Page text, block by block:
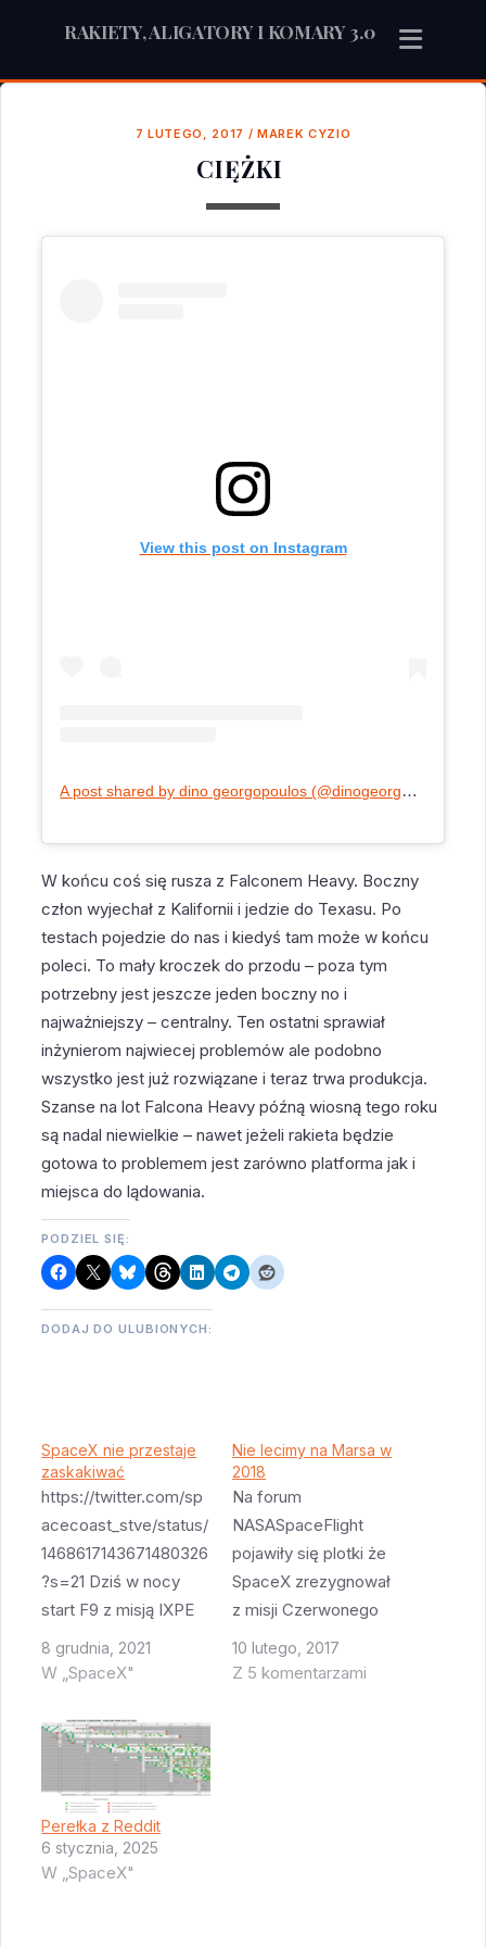
RAKIETY, ALIGATORY I KOMARY 3.0
7 LUTEGO, 2017 / MAREK CYZIO
CIĘŻKI
View this post on Instagram
A post shared by dino georgopoulos (@dinogeorgopoulos)
W końcu coś się rusza z Falconem Heavy. Boczny
człon wyjechał z Kalifornii i jedzie do Texasu. Po
testach pojedzie do nas i kiedyś tam może w końcu
poleci. To mały kroczek do przodu – poza tym
potrzebny jest jeszcze jeden boczny no i
najważniejszy – centralny. Ten ostatni sprawiał
inżynierom najwiecej problemów ale podobno
wszystko jest już rozwiązane i teraz trwa produkcja.
Szanse na lot Falcona Heavy późną wiosną tego roku
są nadal niewielkie – nawet jeżeli rakieta będzie
gotowa to problemem jest zarówno platforma jak i
miejsca do lądowania.
PODZIEL SIĘ:
DODAJ DO ULUBIONYCH:
SpaceX nie przestaje
zaskakiwać
https://twitter.com/sp
acecoast_stve/status/
1468617143671480326
?s=21 Dziś w nocy
start F9 z misją IXPE
dla NASA. Misję
obsłuży B1061 -
w kosmos dwie załogi
a potem jeszcze
satelitę SiriusXM.
Rutynowa misja, nic
ciekawego.
Niespodzianką jest za
8 grudnia, 2021
W „SpaceX"
Nie lecimy na Marsa w
2018
Na forum
NASASpaceFlight
pojawiły się plotki że
SpaceX zrezygnował
z misji Czerwonego
Dragona w 2018 roku.
Przyczyną są
10 lutego, 2017
Z 5 komentarzami
Perełka z Reddit
6 stycznia, 2025
W „SpaceX"